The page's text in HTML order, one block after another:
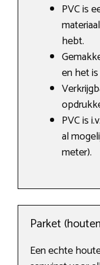
PVC is
hebt.
en het
PVC is
al
meter).
Parket
Een echte